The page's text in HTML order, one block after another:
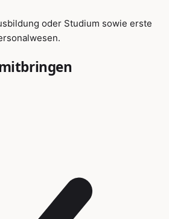
oder Studium sowie erste